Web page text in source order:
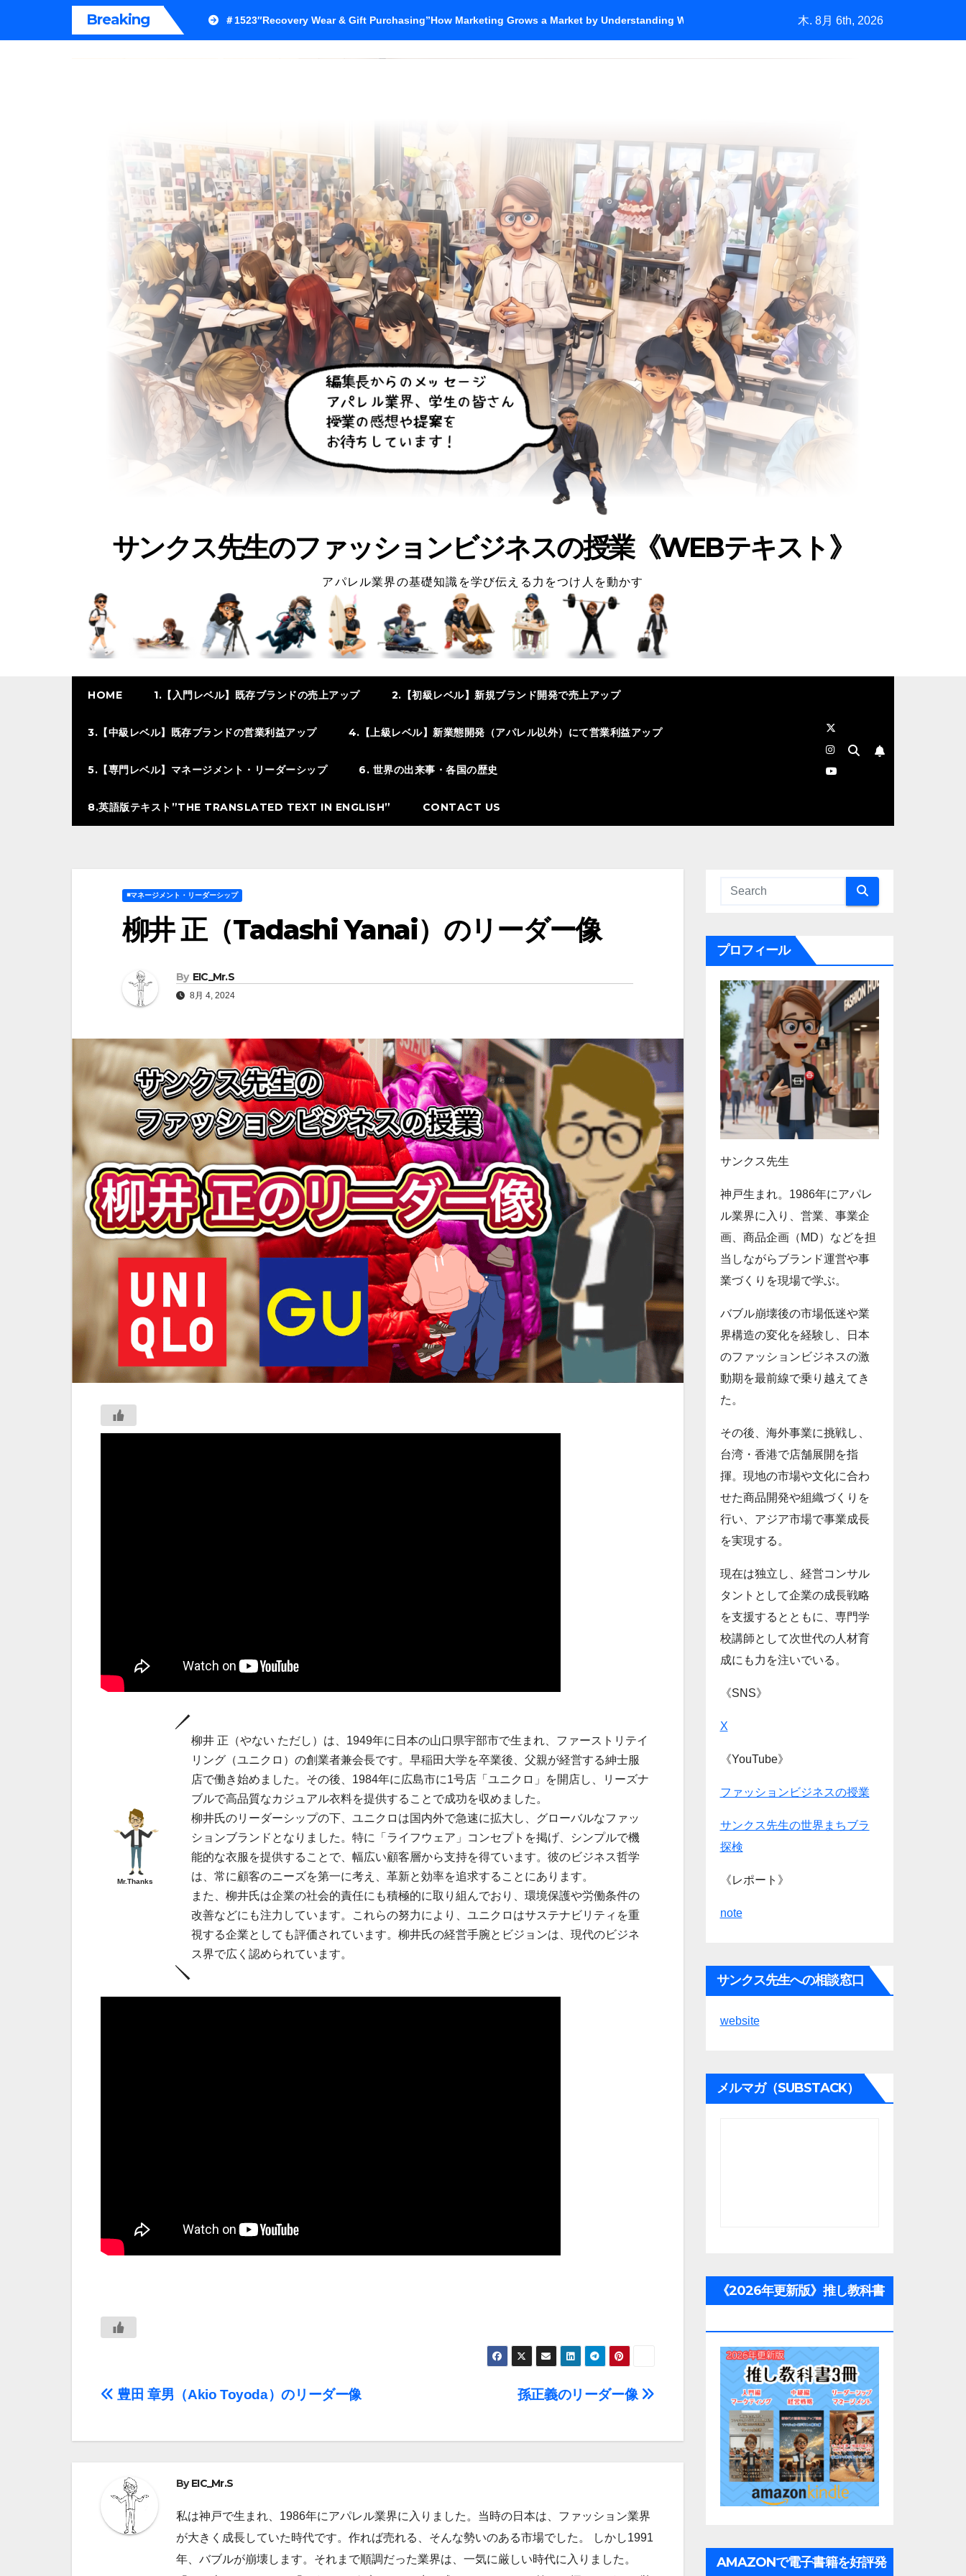
Breaking ＃1523″Recovery Wear & Gift Purchasing”How Marketing Grows a Market by Understanding Who Pays ＃1450「バーニーズの挑戦」中古市場が生
木. 8月 6th, 2026
サンクス先生のファッションビジネスの授業《WEBテキスト》
アパレル業界の基礎知識を学び伝える力をつけ人を動かす
HOME 1.【入門レベル】既存ブランドの売上アップ 2.【初級レベル】新規ブランド開発で売上アップ
3.【中級レベル】既存ブランドの営業利益アップ 4.【上級レベル】新業態開発（アパレル以外）にて営業利益アップ
5.【専門レベル】マネージメント・リーダーシップ 6. 世界の出来事・各国の歴史
8.英語版テキスト”THE TRANSLATED TEXT IN ENGLISH” CONTACT US
◾️マネージメント・リーダーシップ
柳井 正（Tadashi Yanai）のリーダー像
By EIC_Mr.S
8月 4, 2024
Mr.Thanks
柳井 正（やない ただし）は、1949年に日本の山口県宇部市で生まれ、ファーストリテイ
リング（ユニクロ）の創業者兼会長です。早稲田大学を卒業後、父親が経営する紳士服
店で働き始めました。その後、1984年に広島市に1号店「ユニクロ」を開店し、リーズナ
ブルで高品質なカジュアル衣料を提供することで成功を収めました。
柳井氏のリーダーシップの下、ユニクロは国内外で急速に拡大し、グローバルなファッ
ションブランドとなりました。特に「ライフウェア」コンセプトを掲げ、シンプルで機
能的な衣服を提供することで、幅広い顧客層から支持を得ています。彼のビジネス哲学
は、常に顧客のニーズを第一に考え、革新と効率を追求することにあります。
また、柳井氏は企業の社会的責任にも積極的に取り組んでおり、環境保護や労働条件の
改善などにも注力しています。これらの努力により、ユニクロはサステナビリティを重
視する企業としても評価されています。柳井氏の経営手腕とビジョンは、現代のビジネ
ス界で広く認められています。
投
ビ
ゲ
孫正義のリーダー像
豊田 章男（Akio Toyoda）のリーダー像
ByEIC_Mr.S
私は神戸で生まれ、1986年にアパレル業界に入りました。当時の日本は、ファッション業界
が大きく成長していた時代です。作れば売れる、そんな勢いのある市場でした。 しかし1991
年、バブルが崩壊します。それまで順調だった業界は、一気に厳しい時代に入りました。
プロフィール
サンクス先生
神戸生まれ。1986年にアパレ
ル業界に入り、営業、事業企
画、商品企画（MD）などを担
当しながらブランド運営や事
業づくりを現場で学ぶ。
バブル崩壊後の市場低迷や業
界構造の変化を経験し、日本
のファッションビジネスの激
動期を最前線で乗り越えてき
た。
その後、海外事業に挑戦し、
台湾・香港で店舗展開を指
揮。現地の市場や文化に合わ
せた商品開発や組織づくりを
行い、アジア市場で事業成長
を実現する。
現在は独立し、経営コンサル
タントとして企業の成長戦略
を支援するとともに、専門学
校講師として次世代の人材育
成にも力を注いでいる。
《SNS》
X
《YouTube》
ファッションビジネスの授業
サンクス先生の世界まちブラ
探検
《レポート》
note
サンクス先生への相談窓口
website
メルマガ（SUBSTACK）
《2026年更新版》推し教科書
AMAZONで電子書籍を好評発